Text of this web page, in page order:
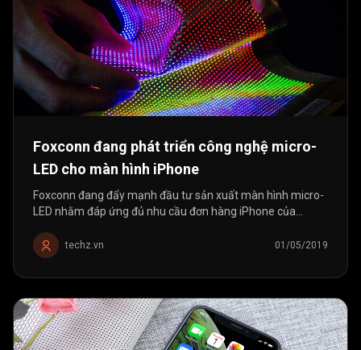
Foxconn đang phát triển công nghệ micro-
LED cho màn hình iPhone
Foxconn đang đẩy mạnh đầu tư sản xuất màn hình micro-
LED nhằm đáp ứng đủ nhu cầu đơn hàng iPhone của
techz.vn 01/05/2019